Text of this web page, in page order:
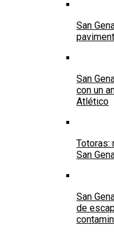
San
San
con un
Atlético
Totoras:
San
San
de